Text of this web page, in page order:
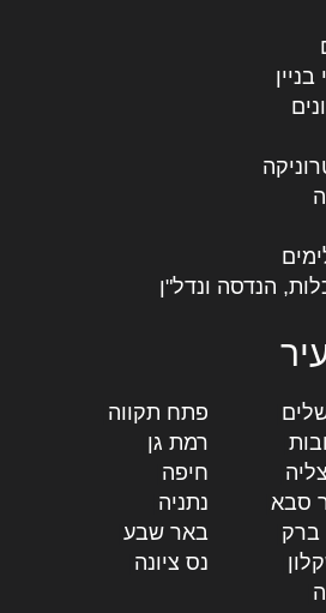
הנדסה ונדל"ן
פתח תקווה
רמת גן
חיפה
סבא נתניה
ברק באר שבע
נס ציונה